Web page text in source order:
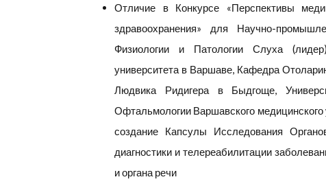
Отличие в Конкурсе «Перспективы
здравоохранения» для Научно-
Физиологии и Патологии Слуха
университета в Варшаве, Кафедра
Людвика Ридигера в Быдгоще,
Офтальмологии Варшавского
создание Капсулы Исследования
диагностики и телереабилитации
и органа речи